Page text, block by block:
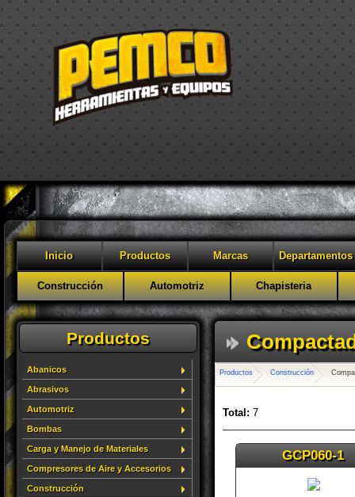
Inicio Productos Marcas Departamentos
Construcción Automotriz Chapisteria
Productos
Abanicos
Abrasivos
Automotriz
Bombas
Carga y Manejo de Materiales
Compresores de Aire y Accesorios
Construcción
Productos Construcción
Total: 7
GCP060-1